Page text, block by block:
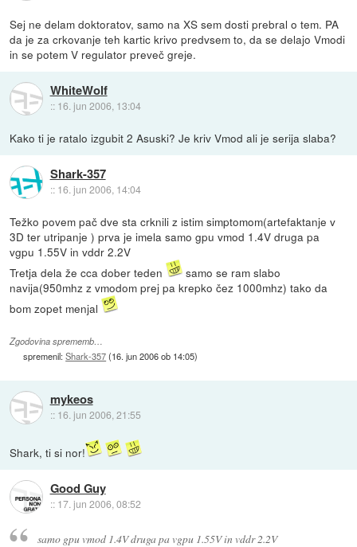
Sej ne delam doktoratov, samo na XS sem dosti prebral o tem. PA
da je za crkovanje teh kartic krivo predvsem to, da se delajo Vmodi
in se potem V regulator preveč greje.
WhiteWolf
:: 16. jun 2006, 13:04
Kako ti je ratalo izgubit 2 Asuski? Je kriv Vmod ali je serija slaba?
Shark-357
:: 16. jun 2006, 14:04
Težko povem pač dve sta crknili z istim simptomom(artefaktanje v
3D ter utripanje ) prva je imela samo gpu vmod 1.4V druga pa
vgpu 1.55V in vddr 2.2V
Tretja dela že cca dober teden
samo se ram slabo
navija(950mhz z vmodom prej pa krepko čez 1000mhz) tako da
bom zopet menjal
Zgodovina sprememb…
spremenil:Shark-357(16. jun 2006 ob 14:05)
mykeos
:: 16. jun 2006, 21:55
Shark, ti si nor!
Good Guy
:: 17. jun 2006, 08:52
samo gpu vmod 1.4V druga pa vgpu 1.55V in vddr 2.2V